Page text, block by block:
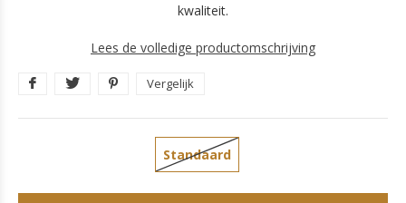
kwaliteit.
Lees de volledige productomschrijving
Vergelijk
Standaard